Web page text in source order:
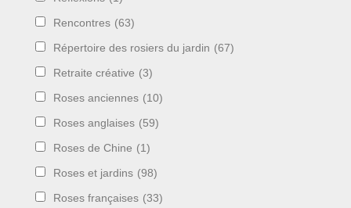
Rencontres (63)
Répertoire des rosiers du jardin (67)
Retraite créative (3)
Roses anciennes (10)
Roses anglaises (59)
Roses de Chine (1)
Roses et jardins (98)
Roses françaises (33)